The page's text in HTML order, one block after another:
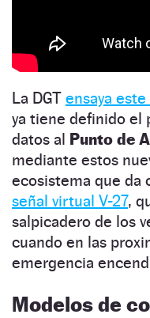
La DGT ensaya
ya tiene definido el
datos al Punto de
mediante estos
ecosistema que da
señal virtual V-27,
salpicadero de los
cuando en las
emergencia
Modelos de